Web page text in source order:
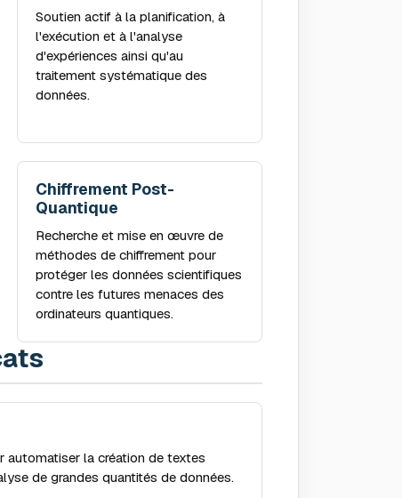
Soutien actif à la planification, à
l'exécution et à l'analyse
d'expériences ainsi qu'au
traitement systématique des
données.
Chiffrement Post-
Quantique
Recherche et mise en œuvre de
méthodes de chiffrement pour
protéger les données scientifiques
contre les futures menaces des
ordinateurs quantiques.
automatiser la création de textes
de grandes quantités de données.